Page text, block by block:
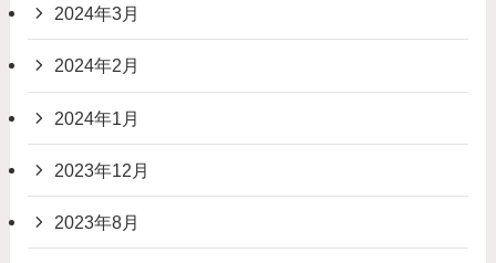
2024年3月
2024年2月
2024年1月
2023年12月
2023年8月